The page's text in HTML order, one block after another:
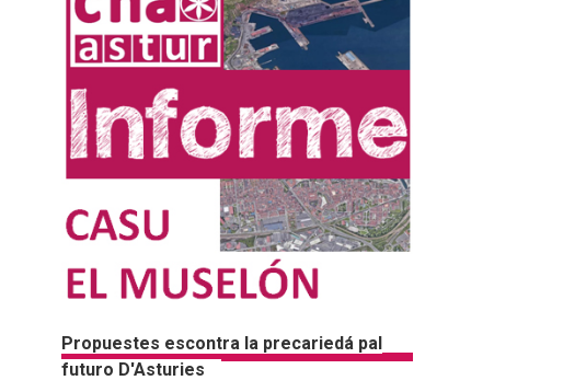
Propuestes escontra la precariedá pal
futuro D'Asturies